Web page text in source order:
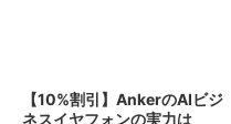
【10%割引】AnkerのAIビジ
ネスイヤフォンの実力は